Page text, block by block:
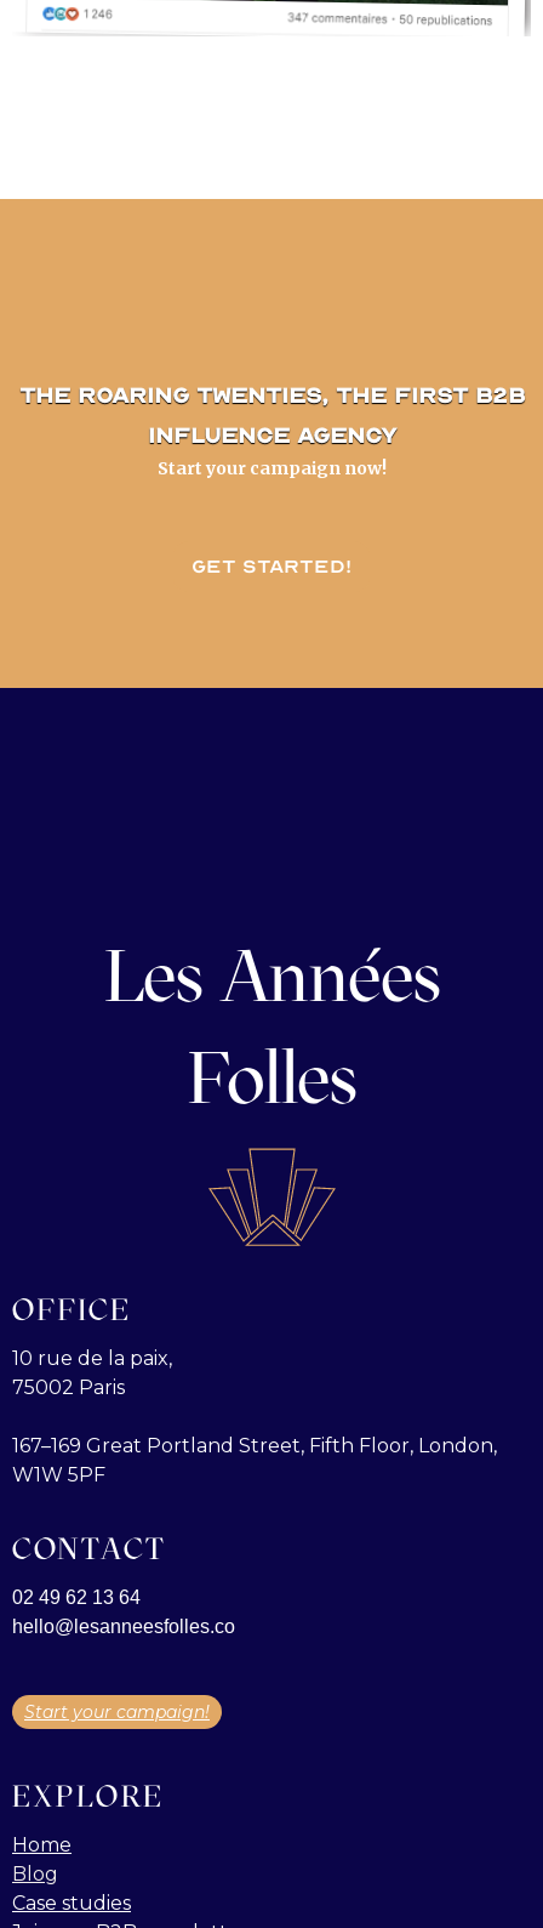
The Roaring Twenties, the first B2B
influence agency
Start your campaign now!
Get started!
Les Années
Folles
OFFICE
10 rue de la paix,
75002 Paris
167–169 Great Portland Street, Fifth Floor, London,
W1W 5PF
CONTACT
02 49 62 13 64
hello@lesanneesfolles.co
Start your campaign!
EXPLORE
Home
Blog
Case studies